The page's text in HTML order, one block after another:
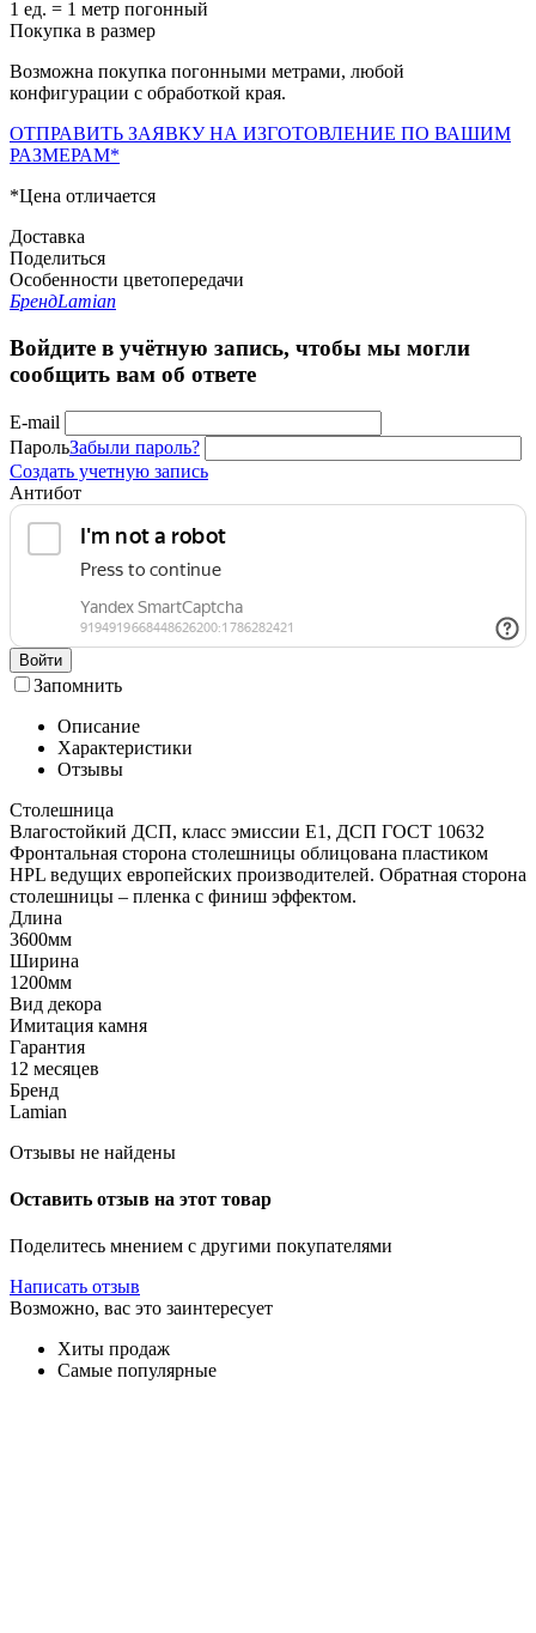
1 ед. = 1 метр погонный
Покупка в размер
Возможна покупка погонными метрами, любой
конфигурации с обработкой края.
ОТПРАВИТЬ ЗАЯВКУ НА ИЗГОТОВЛЕНИЕ ПО ВАШИМ
РАЗМЕРАМ*
*Цена отличается
Доставка
Поделиться
Особенности цветопередачи
БрендLamian
Войдите в учётную запись, чтобы мы могли
сообщить вам об ответе
E-mail
ПарольЗабыли пароль?
Создать учетную запись
Антибот
Войти
Запомнить
Описание
Характеристики
Отзывы
Столешница
Влагостойкий ДСП, класс эмиссии Е1, ДСП ГОСТ 10632
Фронтальная сторона столешницы облицована пластиком
HPL ведущих европейских производителей. Обратная сторона
столешницы – пленка с финиш эффектом.
Длина
3600мм
Ширина
1200мм
Вид декора
Имитация камня
Гарантия
12 месяцев
Бренд
Lamian
Отзывы не найдены
Оставить отзыв на этот товар
Поделитесь мнением с другими покупателями
Написать отзыв
Возможно, вас это заинтересует
Хиты продаж
Самые популярные